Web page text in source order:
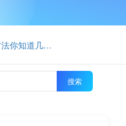
最有效的网站优化方法你知道几个呢？
搜索